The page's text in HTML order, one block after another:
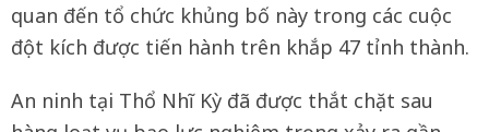
quan đến tổ chức khủng bố này trong các cuộc
đột kích được tiến hành trên khắp 47 tỉnh thành.
An ninh tại Thổ Nhĩ Kỳ đã được thắt chặt sau